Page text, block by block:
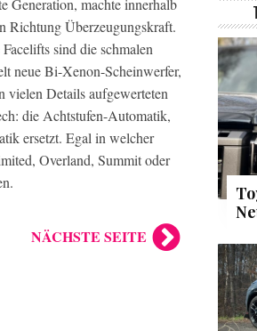
Generation, machte innerhalb
Richtung Überzeugungskraft.
sind die schmalen
neue Bi-Xenon-Scheinwerfer,
vielen Details aufgewerteten
die Achtstufen-Automatik,
ersetzt. Egal in welcher
Overland, Summit oder
NÄCHSTE SEITE